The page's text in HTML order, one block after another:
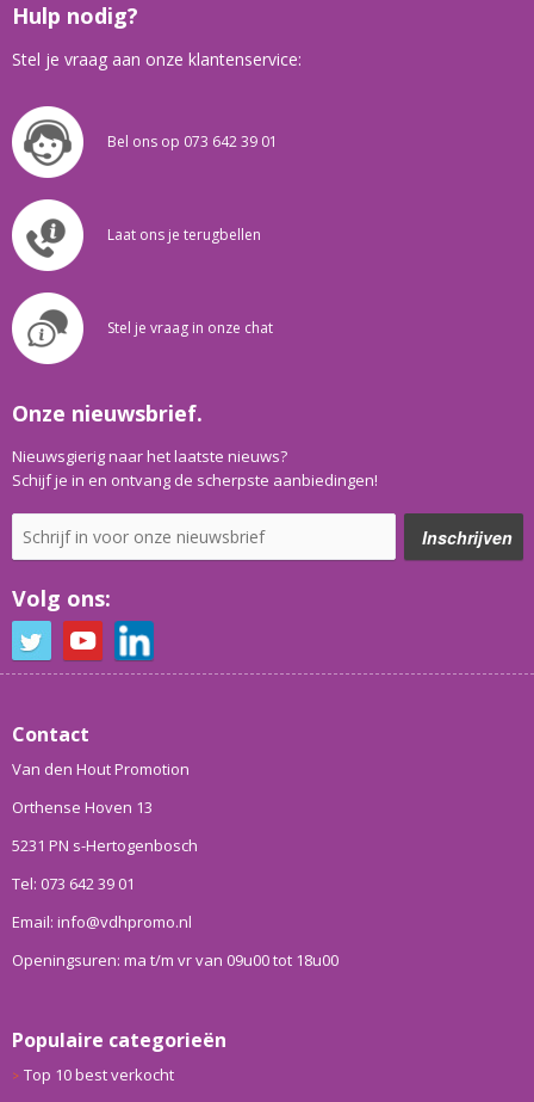
Hulp nodig?
Stel je vraag aan onze klantenservice:
Bel ons op 073 642 39 01
Laat ons je terugbellen
Stel je vraag in onze chat
Onze nieuwsbrief.
Nieuwsgierig naar het laatste nieuws?
Schijf je in en ontvang de scherpste aanbiedingen!
Volg ons:
Contact
Van den Hout Promotion
Orthense Hoven 13
5231 PN s-Hertogenbosch
Tel: 073 642 39 01
Email: info@vdhpromo.nl
Openingsuren: ma t/m vr van 09u00 tot 18u00
Populaire categorieën
Top 10 best verkocht